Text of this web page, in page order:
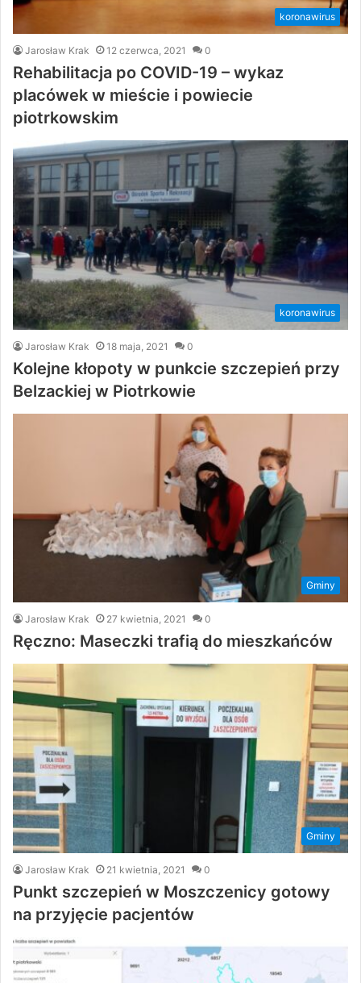
koronawirus
Jarosław Krak 12 czerwca, 2021 0
Rehabilitacja po COVID-19 – wykaz
placówek w mieście i powiecie
piotrkowskim
koronawirus
Jarosław Krak 18 maja, 2021 0
Kolejne kłopoty w punkcie szczepień przy
Belzackiej w Piotrkowie
Gminy
Jarosław Krak 27 kwietnia, 2021 0
Ręczno: Maseczki trafią do mieszkańców
Gminy
Jarosław Krak 21 kwietnia, 2021 0
Punkt szczepień w Moszczenicy gotowy
na przyjęcie pacjentów